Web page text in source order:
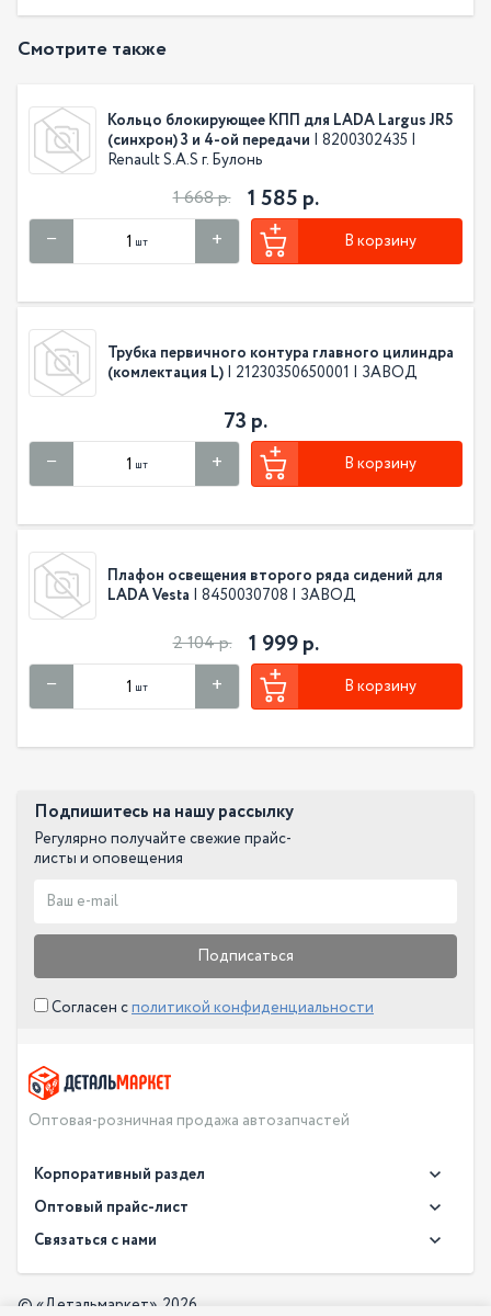
Смотрите также
Кольцо блокирующее КПП для LADA Largus JR5
(синхрон) 3 и 4-ой передачи | 8200302435 |
Renault S.A.S г. Булонь
1 668 р. 1 585 р.
шт В корзину
Трубка первичного контура главного цилиндра
(комлектация L) | 21230350650001 | ЗАВОД
73 р.
шт В корзину
Плафон освещения второго ряда сидений для
LADA Vesta | 8450030708 | ЗАВОД
2 104 р. 1 999 р.
шт В корзину
Подпишитесь на нашу рассылку
Регулярно получайте свежие прайс-
листы и оповещения
Подписаться
Согласен сполитикой конфиденциальности
Оптовая-розничная продажа автозапчастей
Корпоративный раздел
Новости
О компании
Доставка
Оптовый прайс-лист
Оптовый прайс-лист
Скачать прайс в PDF
Связаться с нами
© «Детальмаркет», 2026